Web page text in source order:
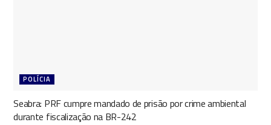
POLÍCIA
Seabra: PRF cumpre mandado de prisão por crime ambiental
durante fiscalização na BR-242